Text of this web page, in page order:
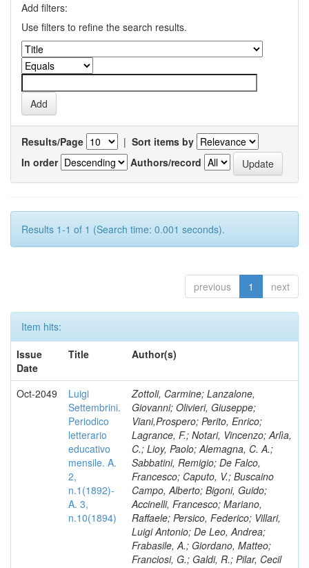
Add filters:
Use filters to refine the search results.
Results/Page | Sort items by
In order
Authors/record
Results 1-1 of 1 (Search time: 0.001 seconds).
previous 1 next
Item hits:
Issue
Date
Title Author(s)
Oct-2049
Luigi
Settembrini.
Periodico
letterario
educativo
mensile. A.
2,
n.1(1892)-
A. 3,
n.10(1894)
Zottoli, Carmine; Lanzalone,
Giovanni; Olivieri, Giuseppe;
Viani,Prospero; Perito, Enrico;
Lagrance, F.; Notari, Vincenzo; Arlìa,
C.; Lioy, Paolo; Alemagna, C. A.;
Sabbatini, Remigio; De Falco,
Francesco; Caputo, V.; Buscaino
Campo, Alberto; Bigoni, Guido;
Accinelli, Francesco; Mariano,
Raffaele; Persico, Federico; Villari,
Luigi Antonio; De Leo, Andrea;
Frabasile, A.; Giordano, Matteo;
Franciosi, G.; Galdi, R.; Pilar, Cecil